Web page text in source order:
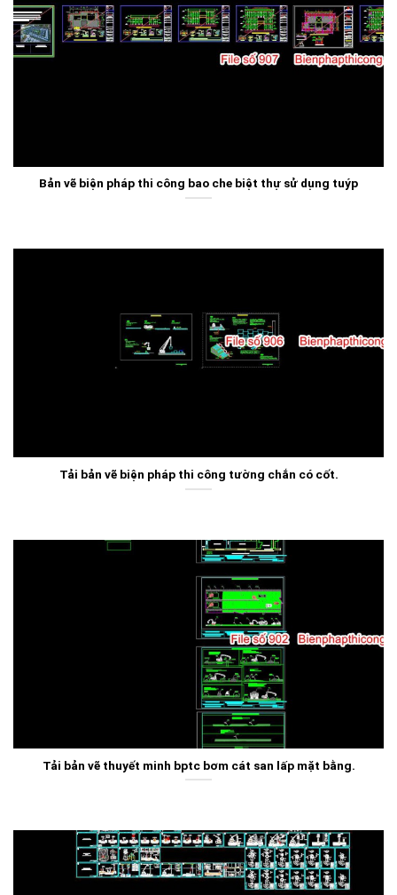
Bản vẽ biện pháp thi công bao che biệt thự sử dụng tuýp
Tải bản vẽ biện pháp thi công tường chắn có cốt.
Tải bản vẽ thuyết minh bptc bơm cát san lấp mặt bằng.